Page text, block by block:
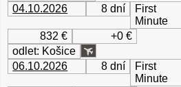
04.10.2026 8 dní
First
Minute
832 €
+0 €
odlet: Košice
06.10.2026
8 dní
First
Minute